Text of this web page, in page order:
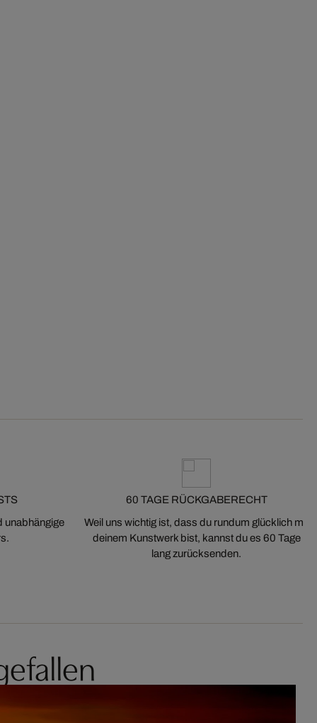
unabhängige
60 TAGE RÜCKGABERECHT
Weil uns wichtig ist, dass du rundum glücklich mit
deinem Kunstwerk bist, kannst du es 60 Tage
lang zurücksenden.